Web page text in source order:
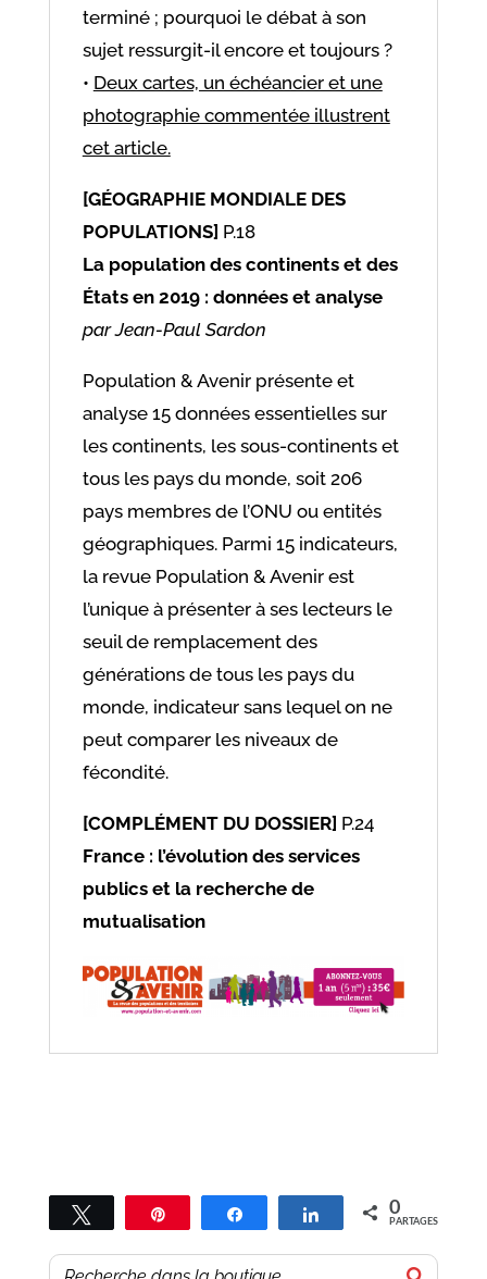
terminé ; pourquoi le débat à son
sujet ressurgit-il encore et toujours ?
• Deux cartes, un échéancier et une
photographie commentée illustrent
cet article.
[GÉOGRAPHIE MONDIALE DES
POPULATIONS] P.18
La population des continents et des
États en 2019 : données et analyse
par Jean-Paul Sardon
Population & Avenir présente et
analyse 15 données essentielles sur
les continents, les sous-continents et
tous les pays du monde, soit 206
pays membres de l’ONU ou entités
géographiques. Parmi 15 indicateurs,
la revue Population & Avenir est
l’unique à présenter à ses lecteurs le
seuil de remplacement des
générations de tous les pays du
monde, indicateur sans lequel on ne
peut comparer les niveaux de
fécondité.
[COMPLÉMENT DU DOSSIER] P.24
France : l’évolution des services
publics et la recherche de
mutualisation
Tweetez Épingle Partagez Partagez0
PARTAGES